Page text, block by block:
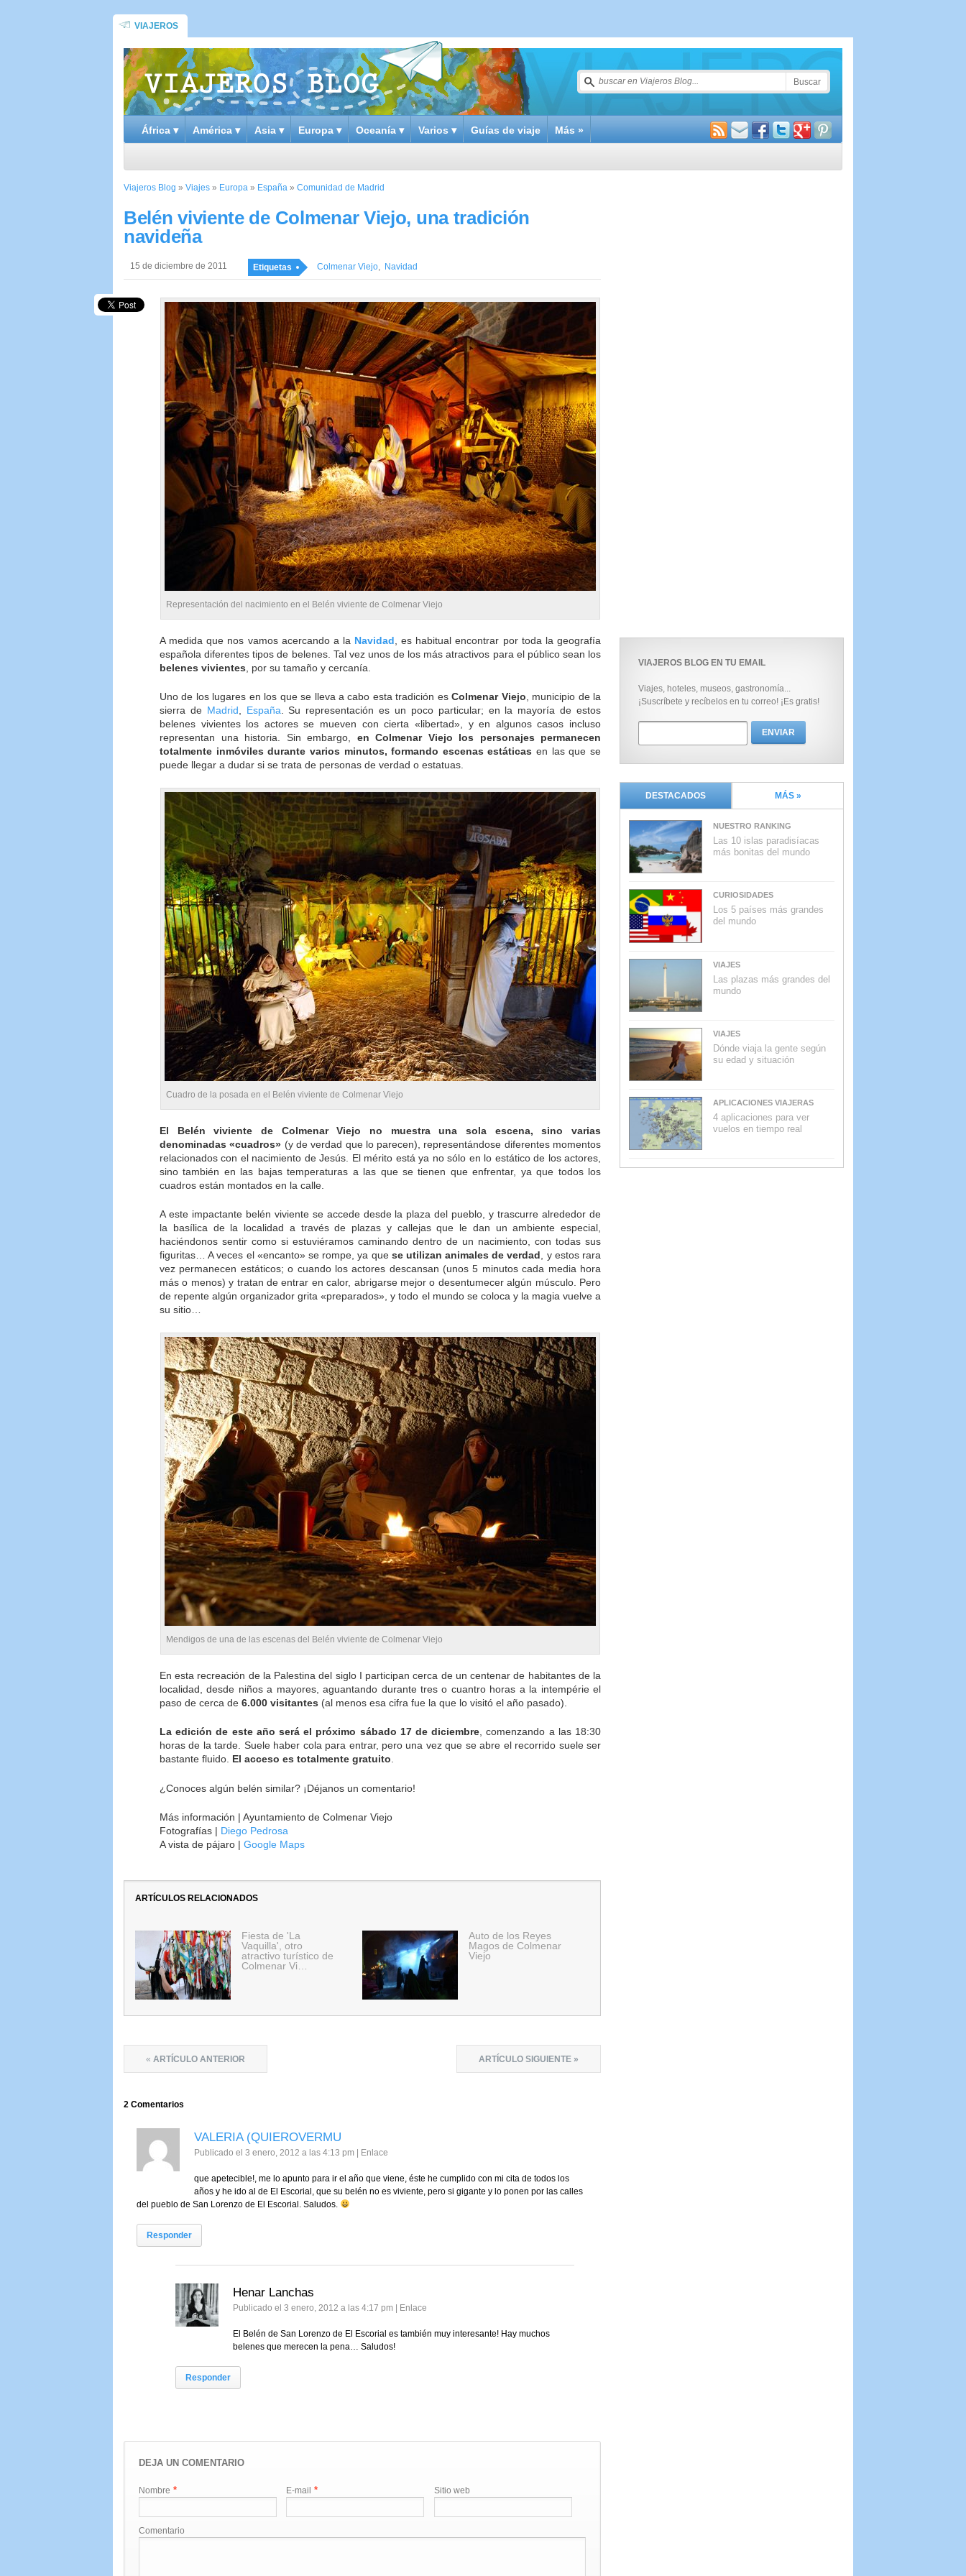
VIAJEROS
África ▾ América ▾ Asia ▾ Europa ▾ Oceanía ▾ Varios ▾ Guías de viaje Más »
Viajeros Blog » Viajes » Europa » España » Comunidad de Madrid
Belén viviente de Colmenar Viejo, una tradición
navideña
15 de diciembre de 2011 Etiquetas Colmenar Viejo, Navidad
Representación del nacimiento en el Belén viviente de Colmenar Viejo
A medida que nos vamos acercando a la Navidad , es habitual encontrar por toda la geografía
española diferentes tipos de belenes. Tal vez unos de los más atractivos para el público sean los
belenes vivientes , por su tamaño y cercanía.
Uno de los lugares en los que se lleva a cabo esta tradición esColmenar Viejo, municipio de la
sierra de Madrid, España. Su representación es un poco particular; en la mayoría de estos
belenes vivientes los actores se mueven con cierta «libertad», y en algunos casos incluso
representan una historia. Sin embargo, en Colmenar Viejo los personajes permanecen
totalmente inmóviles durante varios minutos, formando escenas estáticas en las que se
puede llegar a dudar si se trata de personas de verdad o estatuas.
Cuadro de la posada en el Belén viviente de Colmenar Viejo
El Belén viviente de Colmenar Viejo no muestra una sola escena, sino varias
denominadas «cuadros» (y de verdad que lo parecen), representándose diferentes momentos
relacionados con el nacimiento de Jesús. El mérito está ya no sólo en lo estático de los actores,
sino también en las bajas temperaturas a las que se tienen que enfrentar, ya que todos los
cuadros están montados en la calle.
A este impactante belén viviente se accede desde la plaza del pueblo, y trascurre alrededor de
la basílica de la localidad a través de plazas y callejas que le dan un ambiente especial,
haciéndonos sentir como si estuviéramos caminando dentro de un nacimiento, con todas sus
figuritas… A veces el «encanto» se rompe, ya que se utilizan animales de verdad, y estos rara
vez permanecen estáticos; o cuando los actores descansan (unos 5 minutos cada media hora
más o menos) y tratan de entrar en calor, abrigarse mejor o desentumecer algún músculo. Pero
de repente algún organizador grita «preparados», y todo el mundo se coloca y la magia vuelve a
su sitio…
Mendigos de una de las escenas del Belén viviente de Colmenar Viejo
En esta recreación de la Palestina del siglo I participan cerca de un centenar de habitantes de la
localidad, desde niños a mayores, aguantando durante tres o cuantro horas a la intempérie el
paso de cerca de 6.000 visitantes (al menos esa cifra fue la que lo visitó el año pasado).
La edición de este año será el próximo sábado 17 de diciembre , comenzando a las 18:30
horas de la tarde. Suele haber cola para entrar, pero una vez que se abre el recorrido suele ser
bastante fluido. El acceso es totalmente gratuito
¿Conoces algún belén similar? ¡Déjanos un comentario!
Más información | Ayuntamiento de Colmenar Viejo
Fotografías | Diego Pedrosa
A vista de pájaro | Google Maps
ARTÍCULOS RELACIONADOS
Fiesta de 'La
Vaquilla', otro
atractivo turístico de
Colmenar Vi…
Auto de los Reyes
Magos de Colmenar
Viejo
« ARTÍCULO ANTERIOR ARTÍCULO SIGUIENTE »
2 Comentarios
VALERIA (QUIEROVERMU
Publicado el 3 enero, 2012 a las 4:13 pm | Enlace
que apetecible!, me lo apunto para ir el año que viene, éste he cumplido con mi cita de todos los
años y he ido al de El Escorial, que su belén no es viviente, pero si gigante y lo ponen por las calles
del pueblo de San Lorenzo de El Escorial. Saludos.
Responder
Henar Lanchas
Publicado el 3 enero, 2012 a las 4:17 pm | Enlace
El Belén de San Lorenzo de El Escorial es también muy interesante! Hay muchos
belenes que merecen la pena… Saludos!
Responder
DEJA UN COMENTARIO
Nombre * E-mail * Sitio web
Comentario
VIAJEROS BLOG EN TU EMAIL
Viajes, hoteles, museos, gastronomía...
¡Suscríbete y recíbelos en tu correo! ¡Es gratis!
DESTACADOS MÁS »
NUESTRO RANKING
Las 10 islas paradisíacas
más bonitas del mundo
CURIOSIDADES
Los 5 países más grandes
del mundo
VIAJES
Las plazas más grandes del
mundo
VIAJES
Dónde viaja la gente según
su edad y situación
APLICACIONES VIAJERAS
4 aplicaciones para ver
vuelos en tiempo real